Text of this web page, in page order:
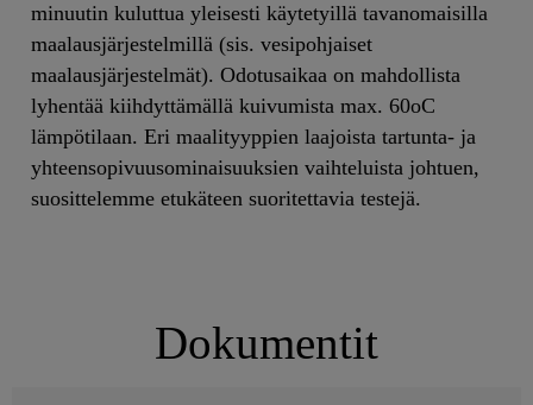
minuutin kuluttua yleisesti käytetyillä tavanomaisilla
maalausjärjestelmillä (sis. vesipohjaiset
maalausjärjestelmät). Odotusaikaa on mahdollista
lyhentää kiihdyttämällä kuivumista max. 60oC
lämpötilaan. Eri maalityyppien laajoista tartunta- ja
yhteensopivuusominaisuuksien vaihteluista johtuen,
suosittelemme etukäteen suoritettavia testejä.
Dokumentit